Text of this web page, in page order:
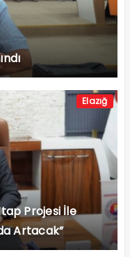
Elazığ
Projesi İle
Artacak”